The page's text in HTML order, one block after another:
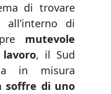
di trovare
all’interno di
mutevole
, il Sud
in misura
soffre di uno